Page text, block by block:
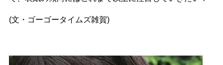
(文・ゴーゴータイムズ雑賀)